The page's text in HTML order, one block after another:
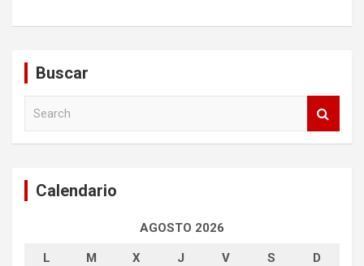
Buscar
Calendario
AGOSTO 2026
L M X J V S D